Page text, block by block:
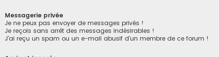
Messagerie privée
Je ne peux pas envoyer de messages privés !
Je reçois sans arrêt des messages indésirables !
J’ai reçu un spam ou un e-mail abusif d’un membre de ce forum !